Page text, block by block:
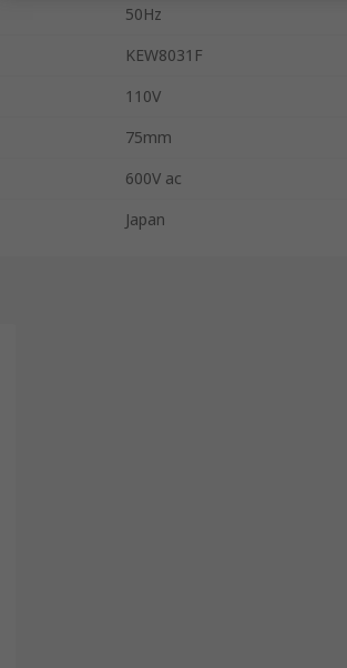
50Hz
KEW8031F
110V
75mm
600V ac
Japan